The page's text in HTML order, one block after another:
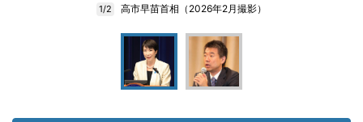
1/2 高市早苗首相（2026年2月撮影）